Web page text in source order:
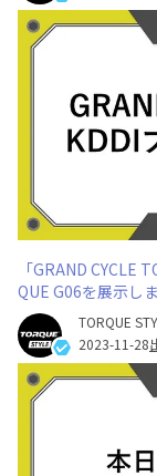
「GRAND CYCLE
QUE G06を展示し
TORQUE
2023-11-28